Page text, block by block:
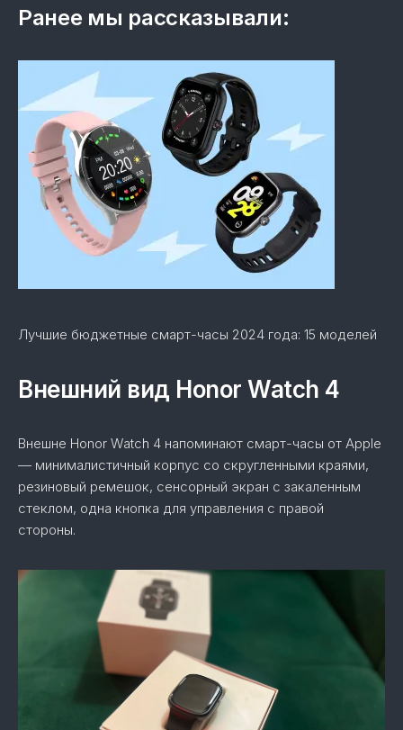
Ранее мы рассказывали:
Лучшие бюджетные смарт-часы 2024 года: 15 моделей
Внешний вид Honor Watch 4
Внешне Honor Watch 4 напоминают смарт-часы от Apple
— минималистичный корпус со скругленными краями,
резиновый ремешок, сенсорный экран с закаленным
стеклом, одна кнопка для управления с правой
стороны.